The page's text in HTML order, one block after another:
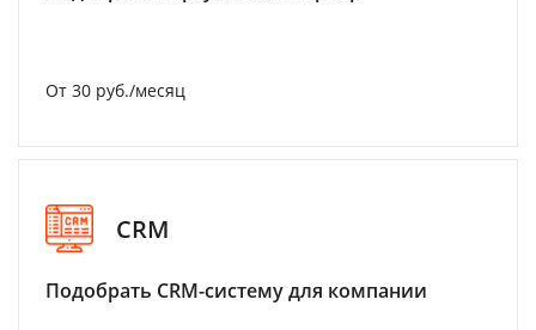
От 30 руб./месяц
CRM
Подобрать CRM-систему для компании